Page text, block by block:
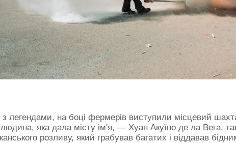
з легендами, на боці фермерів виступили місцевий
яка дала місту ім'я, — Хуан Акуїно де ла Вега,
розливу, який грабував багатих і віддавав